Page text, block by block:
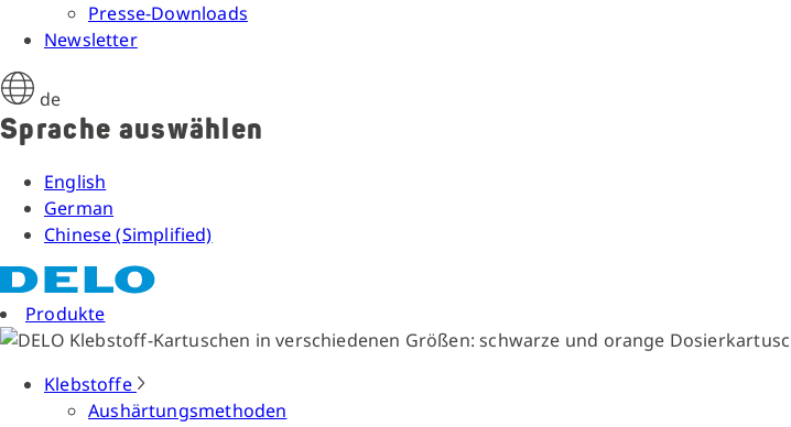
Presse-Downloads
Newsletter
de
Sprache auswählen
English
German
Chinese (Simplified)
Produkte
Klebstoffe
Aushärtungsmethoden